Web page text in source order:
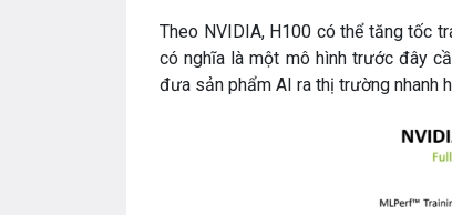
Theo NVIDIA, H100 có thể tăng tốc
có nghĩa là một mô hình trước đây
đưa sản phẩm AI ra thị trường nhanh